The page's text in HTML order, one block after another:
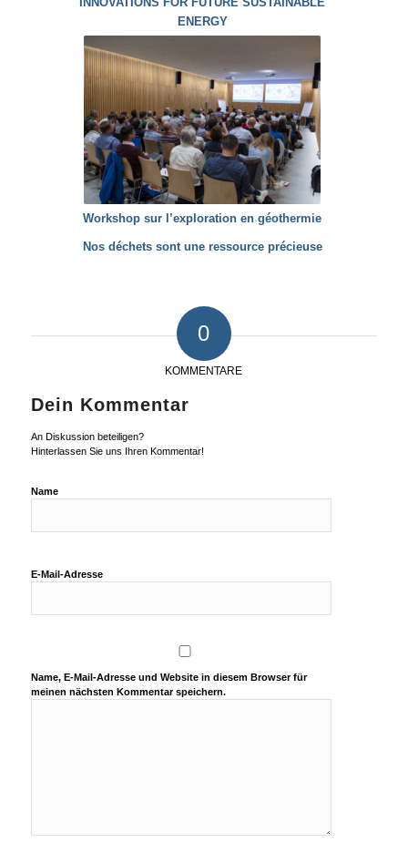
ENERGY
Workshop sur l’exploration en géothermie
Nos déchets sont une ressource précieuse
0
KOMMENTARE
Dein Kommentar
An Diskussion beteiligen?
Hinterlassen Sie uns Ihren Kommentar!
Name
E-Mail-Adresse
Name, E-Mail-Adresse und Website in diesem Browser für
meinen nächsten Kommentar speichern.